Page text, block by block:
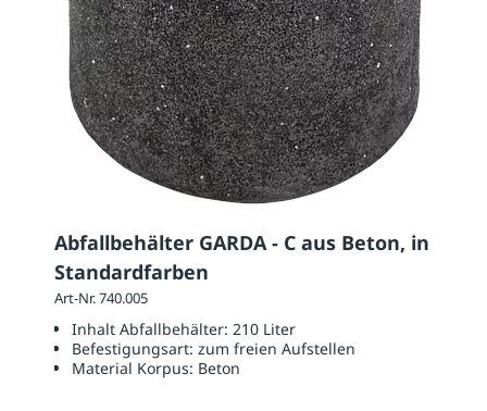
Abfallbehälter GARDA - C aus Beton, in
Standardfarben
Art-Nr. 740.005
Inhalt Abfallbehälter: 210 Liter
Befestigungsart: zum freien Aufstellen
Material Korpus: Beton